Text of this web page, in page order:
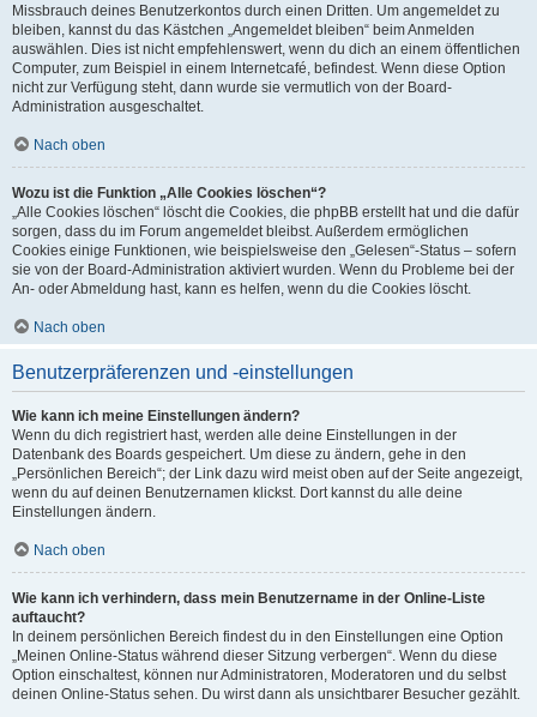
Missbrauch deines Benutzerkontos durch einen Dritten. Um angemeldet zu
bleiben, kannst du das Kästchen „Angemeldet bleiben“ beim Anmelden
auswählen. Dies ist nicht empfehlenswert, wenn du dich an einem öffentlichen
Computer, zum Beispiel in einem Internetcafé, befindest. Wenn diese Option
nicht zur Verfügung steht, dann wurde sie vermutlich von der Board-
Administration ausgeschaltet.
Nach oben
Wozu ist die Funktion „Alle Cookies löschen“?
„Alle Cookies löschen“ löscht die Cookies, die phpBB erstellt hat und die dafür
sorgen, dass du im Forum angemeldet bleibst. Außerdem ermöglichen
Cookies einige Funktionen, wie beispielsweise den „Gelesen“-Status – sofern
sie von der Board-Administration aktiviert wurden. Wenn du Probleme bei der
An- oder Abmeldung hast, kann es helfen, wenn du die Cookies löscht.
Nach oben
Benutzerpräferenzen und -einstellungen
Wie kann ich meine Einstellungen ändern?
Wenn du dich registriert hast, werden alle deine Einstellungen in der
Datenbank des Boards gespeichert. Um diese zu ändern, gehe in den
„Persönlichen Bereich“; der Link dazu wird meist oben auf der Seite angezeigt,
wenn du auf deinen Benutzernamen klickst. Dort kannst du alle deine
Einstellungen ändern.
Nach oben
Wie kann ich verhindern, dass mein Benutzername in der Online-Liste
auftaucht?
In deinem persönlichen Bereich findest du in den Einstellungen eine Option
„Meinen Online-Status während dieser Sitzung verbergen“. Wenn du diese
Option einschaltest, können nur Administratoren, Moderatoren und du selbst
deinen Online-Status sehen. Du wirst dann als unsichtbarer Besucher gezählt.